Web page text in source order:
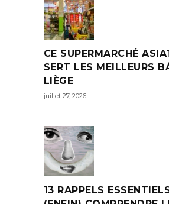
CE SUPERMARCHÉ
SERT LES MEILLEURS
LIÈGE
juillet 27, 2026
13 RAPPELS